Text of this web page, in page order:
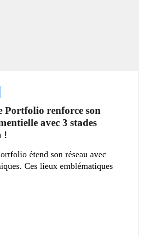
Portfolio renforce son
avec 3 stades
!
étend son réseau avec
Ces lieux emblématiques